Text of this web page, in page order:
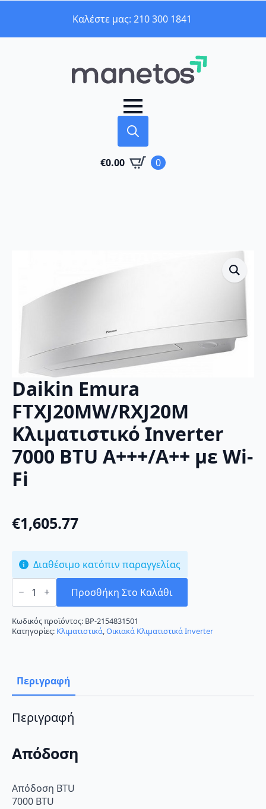
Καλέστε μας: 210 300 1841
for:
€0.00 0
Daikin Emura
FTXJ20MW/RXJ20M
Κλιματιστικό Inverter
7000 BTU A+++/A++ με Wi-
Fi
€1,605.77
Διαθέσιμο κατόπιν παραγγελίας
Daikin
Emura
FTXJ20MW/RXJ20M
Κλιματιστικό
Inverter
7000
BTU
Fi
ποσότητα
Προσθήκη Στο Καλάθι
Κωδικός προϊόντος: BP-2154831501
Κατηγορίες: Κλιματιστικά Οικιακά Κλιματιστικά Inverter
Περιγραφή
Περιγραφή
Απόδοση
Απόδοση BTU
7000 BTU